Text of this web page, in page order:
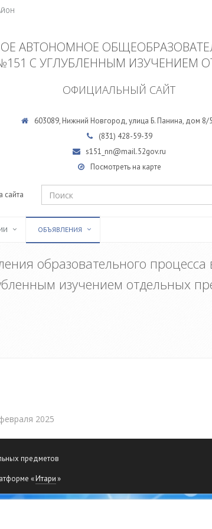
АВТОНОМНОЕ
С УГЛУБЛЕННЫМ ИЗУЧЕНИЕМ
ОФИЦИАЛЬНЫЙ САЙТ
603089, Нижний Новгород, улица Б. Панина, дом 8/
(831) 428-59-39
s151_nn@mail.52gov.ru
Посмотреть на карте
сайта
ОБЪЯВЛЕНИЯ
образовательного
изучением отдельных
2025
предметов
«Итари»